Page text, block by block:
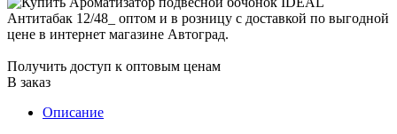
Получить доступ к оптовым ценам
В заказ
Описание